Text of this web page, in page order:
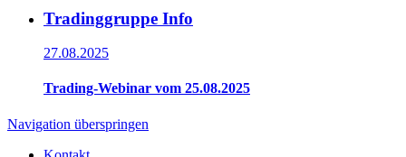
Tradinggruppe Info
27.08.2025
Trading-Webinar vom 25.08.2025
Navigation überspringen